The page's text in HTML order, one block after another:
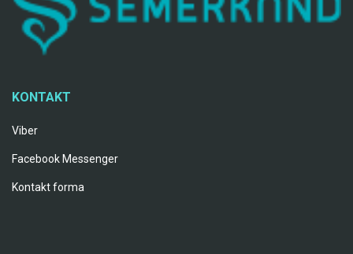
KONTAKT
Viber
Facebook Messenger
Kontakt forma